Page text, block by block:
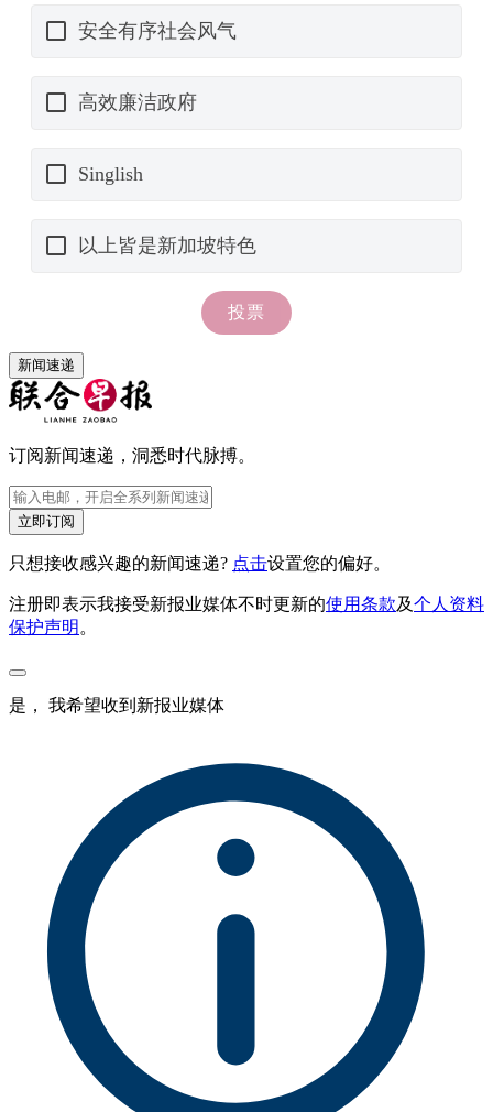
新闻速递
订阅新闻速递，洞悉时代脉搏。
立即订阅
只想接收感兴趣的新闻速递? 点击设置您的偏好。
注册即表示我接受新报业媒体不时更新的使用条款及个人资料
保护声明 。
是， 我希望收到新报业媒体